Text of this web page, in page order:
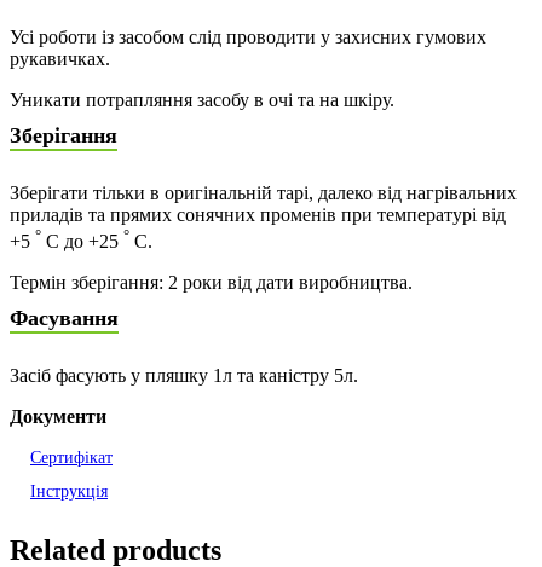
Усі роботи із засобом слід проводити у захисних гумових
рукавичках.
Уникати потрапляння засобу в очі та на шкіру.
Зберігання
Зберігати тільки в оригінальній тарі, далеко від нагрівальних
приладів та прямих сонячних променів при температурі від
+5 ° С до +25 ° С.
Термін зберігання: 2 роки від дати виробництва.
Фасування
Засіб фасують у пляшку 1л та каністру 5л.
Документи
Сертифікат
Інструкція
Related products